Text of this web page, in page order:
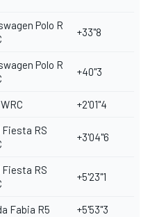
Polo R
+33"8
Polo R
+40"3
+2'01"4
Fiesta RS
+3'04"6
Fiesta RS
+5'23"1
Fabia R5 +5'53"3